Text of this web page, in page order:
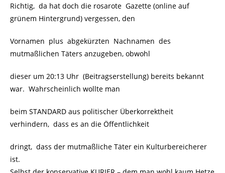
Richtig, da hat doch die rosarote Gazette (online auf
grünem Hintergrund) vergessen, den
Vornamen plus abgekürzten Nachnamen des
mutmaßlichen Täters anzugeben, obwohl
dieser um 20:13 Uhr (Beitragserstellung) bereits bekannt
war. Wahrscheinlich wollte man
beim STANDARD aus politischer Überkorrektheit
verhindern, dass es an die Öffentlichkeit
dringt, dass der mutmaßliche Täter ein Kulturbereicherer
ist.